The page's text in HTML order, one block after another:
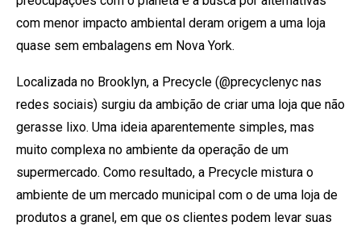
com menor impacto ambiental deram origem a uma loja
quase sem embalagens em Nova York.
Localizada no Brooklyn, a Precycle (@precyclenyc nas
redes sociais) surgiu da ambição de criar uma loja que não
gerasse lixo. Uma ideia aparentemente simples, mas
muito complexa no ambiente da operação de um
supermercado. Como resultado, a Precycle mistura o
ambiente de um mercado municipal com o de uma loja de
produtos a granel, em que os clientes podem levar suas